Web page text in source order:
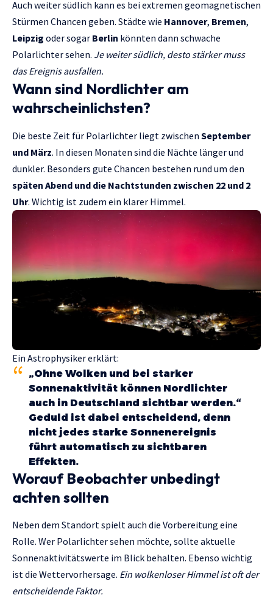
Auch weiter südlich kann es bei extremen geomagnetischen
Stürmen Chancen geben. Städte wie Hannover, Bremen,
Leipzig oder sogar Berlin könnten dann schwache
Polarlichter sehen. Je weiter südlich, desto stärker muss
das Ereignis ausfallen.
Wann sind Nordlichter am
wahrscheinlichsten?
Die beste Zeit für Polarlichter liegt zwischen September
und März. In diesen Monaten sind die Nächte länger und
dunkler. Besonders gute Chancen bestehen rund um den
späten Abend und die Nachtstunden zwischen 22 und 2
Uhr. Wichtig ist zudem ein klarer Himmel.
Ein Astrophysiker erklärt:
„Ohne Wolken und bei starker
Sonnenaktivität können Nordlichter
auch in Deutschland sichtbar werden.“
Geduld ist dabei entscheidend, denn
nicht jedes starke Sonnenereignis
führt automatisch zu sichtbaren
Effekten.
Worauf Beobachter unbedingt
achten sollten
Neben dem Standort spielt auch die Vorbereitung eine
Rolle. Wer Polarlichter sehen möchte, sollte aktuelle
Sonnenaktivitätswerte im Blick behalten. Ebenso wichtig
ist die Wettervorhersage. Ein wolkenloser Himmel ist oft der
entscheidende Faktor.